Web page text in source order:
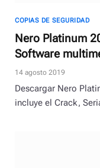
COPIAS DE SEGURIDAD
Nero Platinum
Software
14 agosto 2019
Descargar Nero
incluye el Crack,